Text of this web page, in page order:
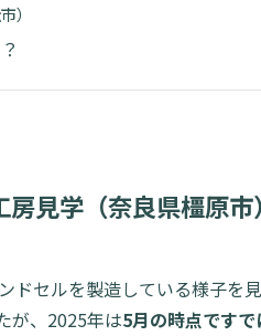
）
見学（奈良県橿原市）
ドセルを製造している様子を
が、2025年は5月の時点です